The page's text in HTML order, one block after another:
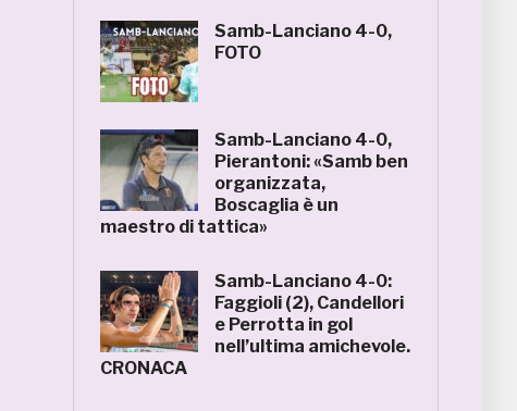
Samb-Lanciano 4-0,
FOTO
Samb-Lanciano 4-0,
Pierantoni: «Samb ben
organizzata,
Boscaglia è un
maestro di tattica»
Samb-Lanciano 4-0:
Faggioli (2), Candellori
e Perrotta in gol
nell’ultima amichevole.
CRONACA